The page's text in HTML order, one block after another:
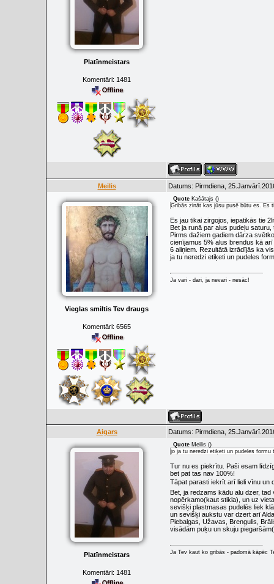
Platīnmeistars
Komentāri: 1481
Meilis Datums: Pirmdiena,
Vieglas smiltis Tev draugs
Komentāri: 6565
Quote Kašātajs ()
Gribās zināt kas jūsu pusē būtu es. Es
Es jau tikai zirgojos, iepatikās tie
Bet ja runā par alus pudeļu
Pirms dažiem gadiem dārza
cienījamus 5% alus brendus kā
6 aliņiem. Rezultātā izrādījās ka
ja tu neredzi etiķeti un pudeles
Ja vari - dari, ja nevari - nesāc!
Aigars Datums: Pirmdiena,
Platīnmeistars
Komentāri: 1481
Quote Meilis ()
jo ja tu neredzi etiķeti un pudeles
Tur nu es piekrītu. Paši esam
bet pat tas nav 100%!
Tāpat parasti iekrīt arī lieli vīnu un
Bet, ja redzams kādu alu dzer,
nopērkamo(kaut stikla), un uz
sevišķi plastmasas pudelēs liek
un sevišķi aukstu var dzert arī
Piebalgas, Užavas, Brengulis,
visādām puķu un skuju
Ja Tev kaut ko gribās - padomā kāpēc